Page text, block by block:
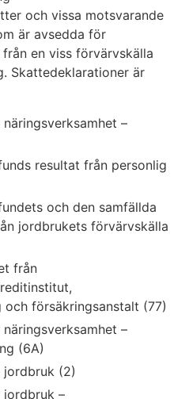
och vissa motsvarande
är avsedda för
en viss förvärvskälla
Skattedeklarationer är
–
resultat från personlig
och den samfällda
jordbrukets förvärvskälla
från
försäkringsanstalt (77)
–
(6A)
(2)
–